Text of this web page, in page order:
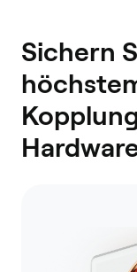
Sichern